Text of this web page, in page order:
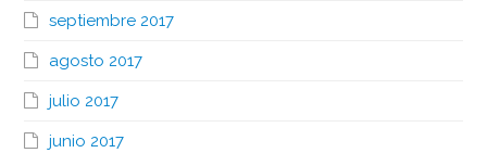
septiembre 2017
agosto 2017
julio 2017
junio 2017